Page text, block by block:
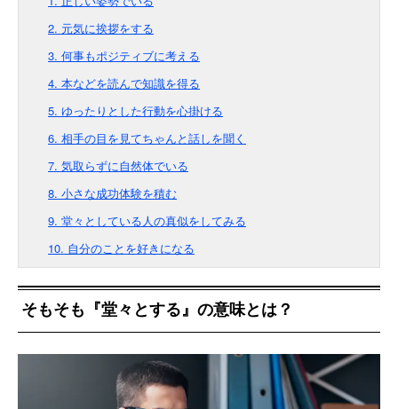
2. 元気に挨拶をする
3. 何事もポジティブに考える
4. 本などを読んで知識を得る
5. ゆったりとした行動を心掛ける
6. 相手の目を見てちゃんと話しを聞く
7. 気取らずに自然体でいる
8. 小さな成功体験を積む
9. 堂々としている人の真似をしてみる
10. 自分のことを好きになる
そもそも『堂々とする』の意味とは？